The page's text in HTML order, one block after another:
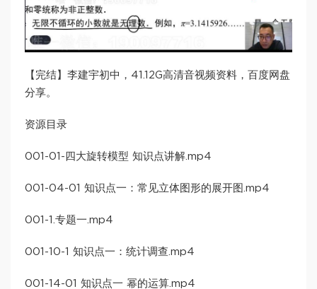
【完结】李建宇初中，41.12G高清音视频资料，百度网盘
分享。
资源目录
001-01-四大旋转模型 知识点讲解.mp4
001-04-01 知识点一：常见立体图形的展开图.mp4
001-1.专题一.mp4
001-10-1 知识点一：统计调查.mp4
001-14-01 知识点一 幂的运算.mp4